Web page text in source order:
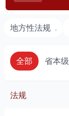
地方性法规 ▼
全部 省本级
法规